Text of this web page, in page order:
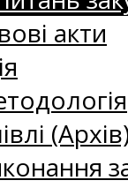
акти